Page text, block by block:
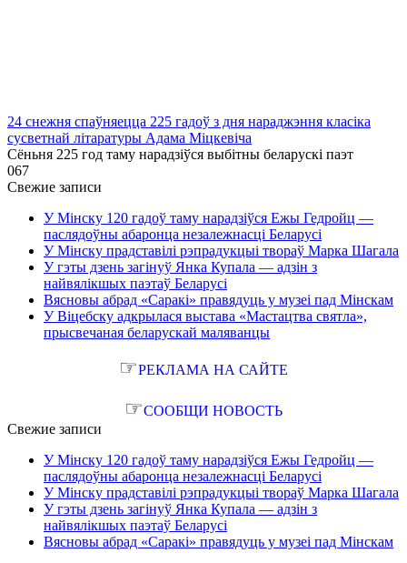
24 снежня спаўняецца 225 гадоў з дня нараджэння класіка
сусветнай літаратуры Адама Міцкевіча
Сёньня 225 год таму нарадзіўся выбітны беларускі паэт
067
Свежие записи
У Мінску 120 гадоў таму нарадзіўся Ежы Гедройц —
паслядоўны абаронца незалежнасці Беларусі
У Мінску прадставілі рэпрадукцыі твораў Марка Шагала
У гэты дзень загінуў Янка Купала — адзін з
найвялікшых паэтаў Беларусі
Вясновы абрад «Саракі» правядуць у музеі пад Мінскам
У Віцебску адкрылася выстава «Мастацтва святла»,
прысвечаная беларускай маляванцы
☞РЕКЛАМА НА САЙТЕ
☞СООБЩИ НОВОСТЬ
Свежие записи
У Мінску 120 гадоў таму нарадзіўся Ежы Гедройц —
паслядоўны абаронца незалежнасці Беларусі
У Мінску прадставілі рэпрадукцыі твораў Марка Шагала
У гэты дзень загінуў Янка Купала — адзін з
найвялікшых паэтаў Беларусі
Вясновы абрад «Саракі» правядуць у музеі пад Мінскам